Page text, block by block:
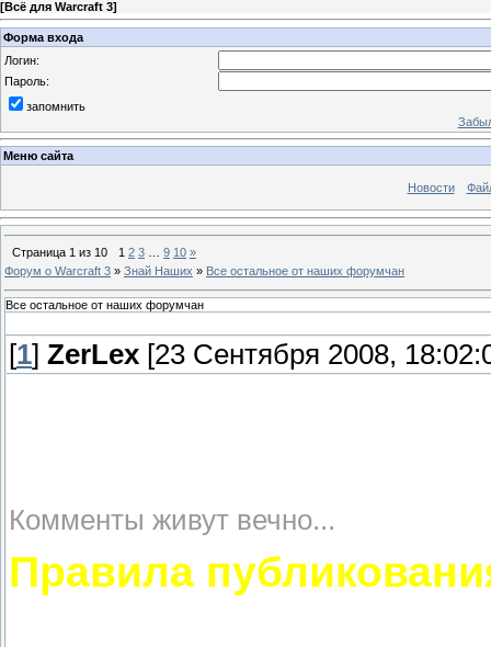
[Всё для Warcraft 3]
Форма входа
Логин:
Пароль:
запомнить
Меню сайта
Новости
Страница 1 из 10 1 2 3 9 10 »
Форум о Warcraft 3 » Знай Наших » Все остальное от наших форумчан
Все остальное от наших форумчан
[1] ZerLex [23 Сентября 2008,
Комменты живут вечно...
Правила